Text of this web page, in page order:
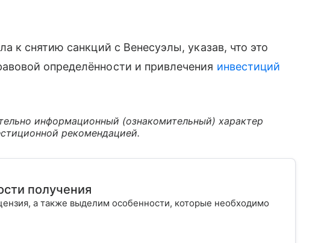
к снятию санкций с Венесуэлы, указав, что это
определённости и привлечения инвестиций
информационный (ознакомительный) характер
рекомендацией.
получения
а также выделим особенности, которые необходимо